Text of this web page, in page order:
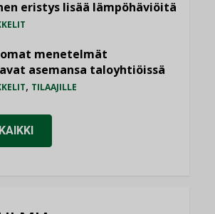
eristys lisää lämpöhäviöitä
menetelmät
asemansa taloyhtiöissä
, TILAAJILLE